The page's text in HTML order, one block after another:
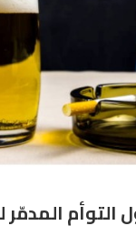
التوأم المدمّر